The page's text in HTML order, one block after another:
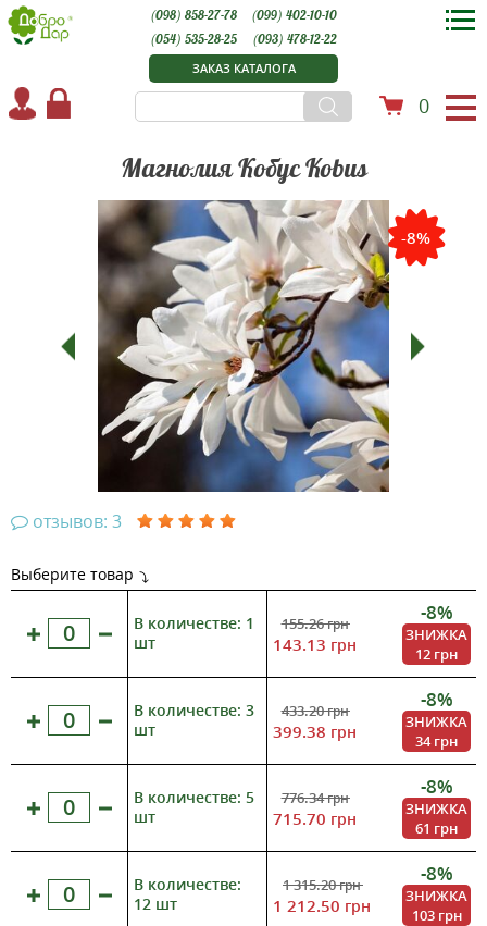
ЗАКАЗ КАТАЛОГА
0
(098) 858-27-78
(099) 402-10-10
(054) 535-28-25
(093) 478-12-22
Магнолия Кобус Kobus
-8%
отзывов: 3
Выберите товар
В количестве: 1
шт
155.26грн
143.13 грн
-8%
ЗНИЖКА
12 грн
В количестве: 3
шт
433.20грн
399.38 грн
-8%
ЗНИЖКА
34 грн
В количестве: 5
шт
776.34грн
715.70 грн
-8%
ЗНИЖКА
61 грн
В количестве:
12 шт
1 315.20грн
1 212.50 грн
-8%
ЗНИЖКА
103 грн